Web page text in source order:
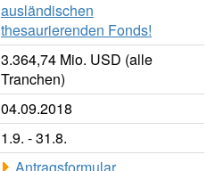
ausländischen
thesaurierenden Fonds!
3.364,74 Mio. USD (alle
Tranchen)
04.09.2018
1.9. - 31.8.